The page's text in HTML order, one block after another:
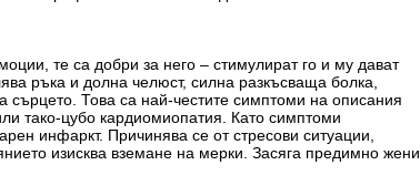
те са добри за него – стимулират го и му дават
ръка и долна челюст, силна разкъсваща болка,
Това са най-честите симптоми на описания
тако-цубо кардиомиопатия. Като симптоми
инфаркт. Причинява се от стресови ситуации,
изисква вземане на мерки. Засяга предимно жени